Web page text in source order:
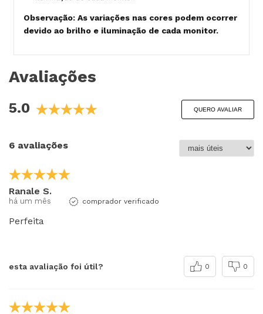
Observação: As variações nas cores podem ocorrer
devido ao brilho e iluminação de cada monitor.
Avaliações
5.0 QUERO AVALIAR
6 avaliações
Ranale S.
há um mês comprador verificado
Perfeita
esta avaliação foi útil? 0 0